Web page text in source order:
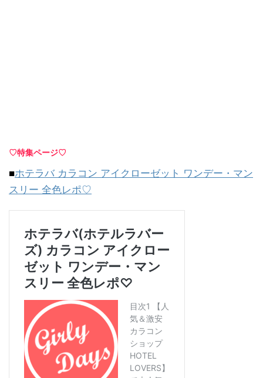
♡特集ページ♡
■ホテラバ カラコン アイクローゼット ワンデー・マン
スリー 全色レポ♡